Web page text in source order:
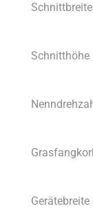
Schnittbreite
Schnitthöhe